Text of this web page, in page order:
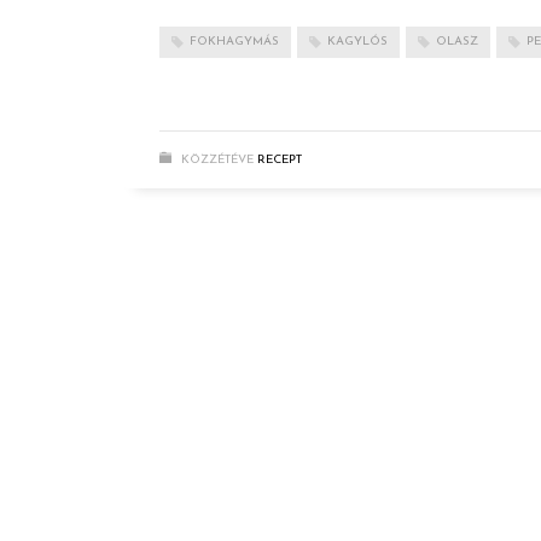
FOKHAGYMÁS KAGYLÓS OLASZ
KÖZZÉTÉVE RECEPT